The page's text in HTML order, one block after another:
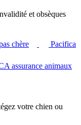
et obsèques
chère
Pacifica
assurance animaux
votre chien ou